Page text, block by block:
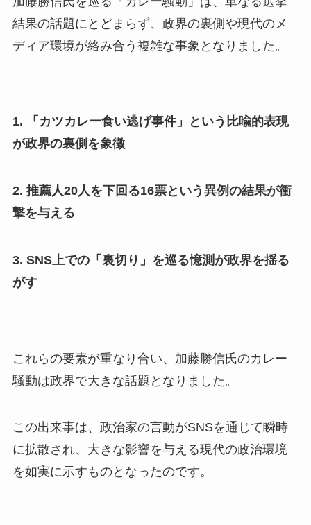
結果の話題にとどまらず、政界の裏側や現代のメ
ディア環境が絡み合う複雑な事象となりました。
1. 「カツカレー食い逃げ事件」という比喩的表現
が政界の裏側を象徴
2. 推薦人20人を下回る16票という異例の結果が衝
撃を与える
3. SNS上での「裏切り」を巡る憶測が政界を揺る
がす
これらの要素が重なり合い、加藤勝信氏のカレー
騒動は政界で大きな話題となりました。
この出来事は、政治家の言動がSNSを通じて瞬時
に拡散され、大きな影響を与える現代の政治環境
を如実に示すものとなったのです。